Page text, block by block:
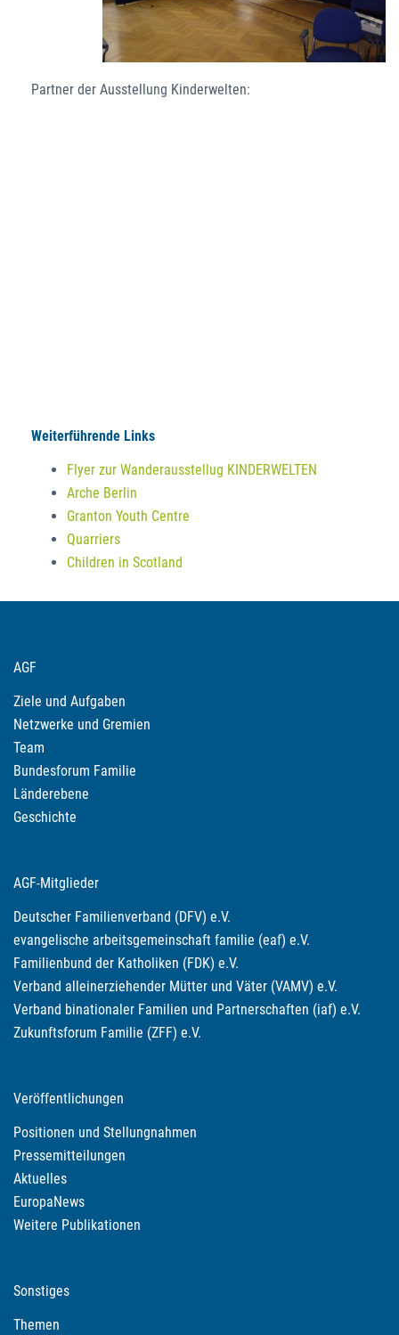
Partner der Ausstellung Kinderwelten:
Weiterführende Links
Flyer zur Wanderausstellug KINDERWELTEN
Arche Berlin
Granton Youth Centre
Quarriers
Children in Scotland
AGF
Ziele und Aufgaben
Netzwerke und Gremien
Team
Bundesforum Familie
Länderebene
Geschichte
AGF-Mitglieder
Deutscher Familienverband (DFV) e.V.
evangelische arbeitsgemeinschaft familie (eaf) e.V.
Familienbund der Katholiken (FDK) e.V.
Verband alleinerziehender Mütter und Väter (VAMV) e.V.
Verband binationaler Familien und Partnerschaften (iaf) e.V.
Zukunftsforum Familie (ZFF) e.V.
Veröffentlichungen
Positionen und Stellungnahmen
Pressemitteilungen
Aktuelles
EuropaNews
Weitere Publikationen
Sonstiges
Themen